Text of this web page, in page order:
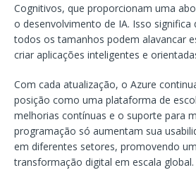
Cognitivos, que proporcionam uma
o desenvolvimento de IA. Isso significa
todos os tamanhos podem alavancar
criar aplicações inteligentes e
Com cada atualização, o Azure
posição como uma plataforma de
melhorias contínuas e o suporte para
programação só aumentam sua
em diferentes setores, promovendo
transformação digital em escala global.